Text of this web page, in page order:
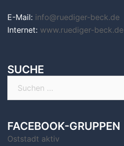
E-Mail: info@ruediger-beck.de
Internet: www.ruediger-beck.de
SUCHE
FACEBOOK-GRUPPEN
Oststadt aktiv